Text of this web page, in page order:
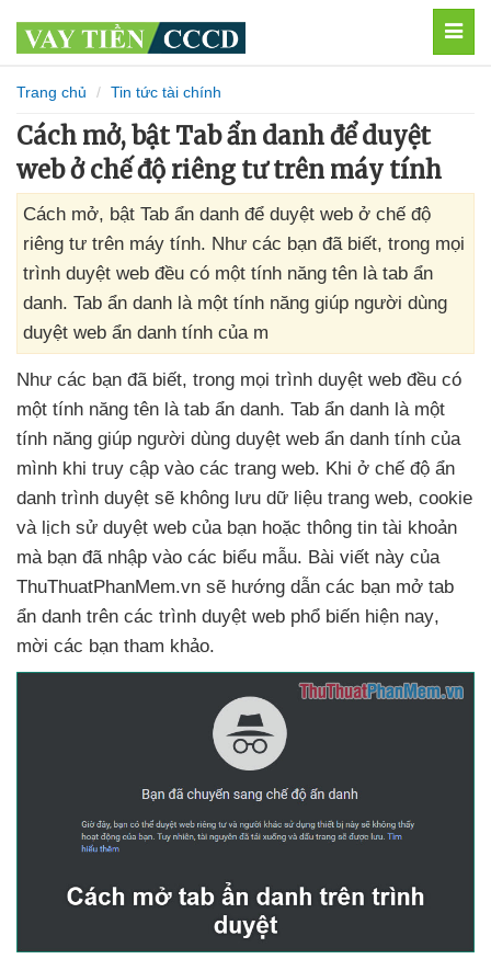
Trang chủ Tin tức tài chính
Cách mở, bật Tab ẩn danh để duyệt
web ở chế độ riêng tư trên máy tính
Cách mở, bật Tab ẩn danh để duyệt web ở chế độ
riêng tư trên máy tính. Như các bạn đã biết, trong mọi
trình duyệt web đều có một tính năng tên là tab ẩn
danh. Tab ẩn danh là một tính năng giúp người dùng
duyệt web ẩn danh tính của m
Như các bạn đã biết, trong mọi trình duyệt web đều có
một tính năng tên là tab ẩn danh. Tab ẩn danh là một
tính năng giúp người dùng duyệt web ẩn danh tính của
mình khi truy cập vào các trang web. Khi ở chế độ ẩn
danh trình duyệt sẽ không lưu dữ liệu trang web, cookie
và lịch sử duyệt web của bạn hoặc thông tin tài khoản
mà bạn đã nhập vào các biểu mẫu. Bài viết này của
ThuThuatPhanMem.vn sẽ hướng dẫn các bạn mở tab
ẩn danh trên các trình duyệt web phổ biến hiện nay,
mời các bạn tham khảo.